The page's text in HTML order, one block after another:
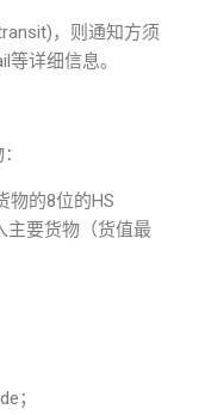
，则通知方须
详细信息。
物的8位的HS
主要货物（货值最
；